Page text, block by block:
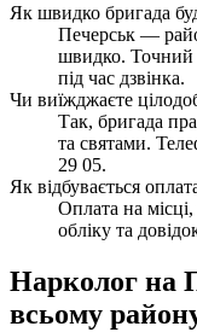
Як швидко бригада
Печерськ —
швидко. Точний
під час дзвінка.
Чи виїжджаєте
Так, бригада
та святами.
29 05.
Як відбувається
Оплата на
обліку та
Нарколог на
всьому